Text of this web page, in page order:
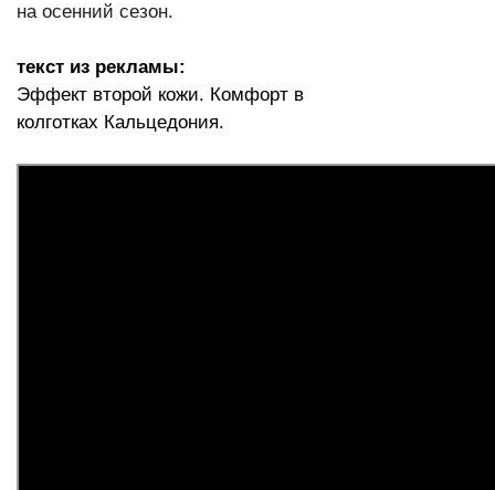
на осенний сезон.
текст из рекламы:
Эффект второй кожи. Комфорт в
колготках Кальцедония.